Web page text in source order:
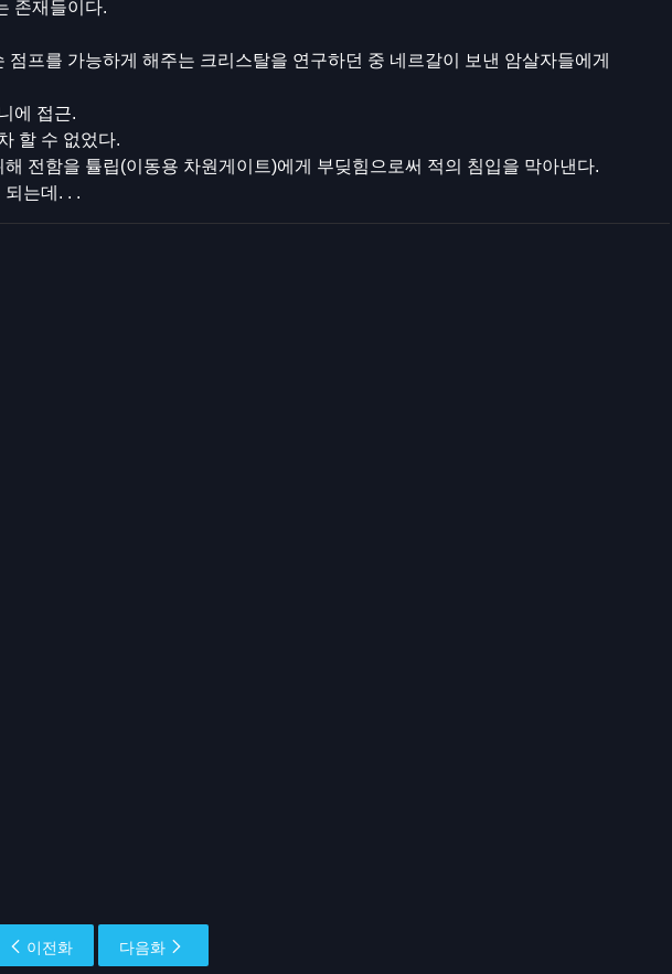
존재들이다.
프를 가능하게 해주는 크리스탈을 연구하던 중 네르갈이 보낸 암살자들에게
에 접근.
할 수 없었다.
전함을 튤립(이동용 차원게이트)에게 부딪힘으로써 적의 침입을 막아낸다.
는데. . .
이전화 다음화